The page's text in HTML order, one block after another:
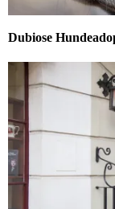
Dubiose